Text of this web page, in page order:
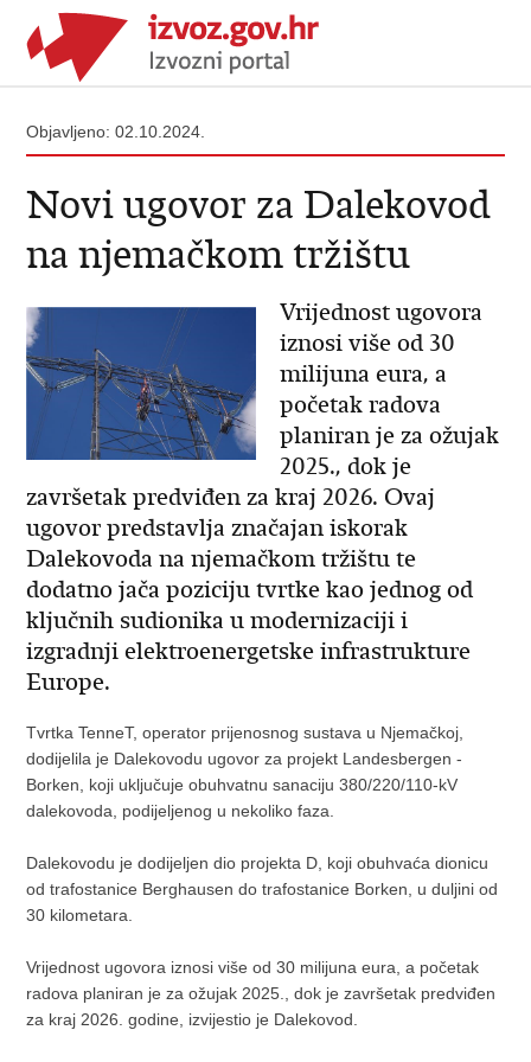
Objavljeno: 02.10.2024.
Novi ugovor za Dalekovod
na njemačkom tržištu
Vrijednost ugovora
iznosi više od 30
milijuna eura, a
početak radova
planiran je za ožujak
2025., dok je
završetak predviđen za kraj 2026. Ovaj
ugovor predstavlja značajan iskorak
Dalekovoda na njemačkom tržištu te
dodatno jača poziciju tvrtke kao jednog od
ključnih sudionika u modernizaciji i
izgradnji elektroenergetske infrastrukture
Europe.
Tvrtka TenneT, operator prijenosnog sustava u Njemačkoj,
dodijelila je Dalekovodu ugovor za projekt Landesbergen -
Borken, koji uključuje obuhvatnu sanaciju 380/220/110-kV
dalekovoda, podijeljenog u nekoliko faza.
Dalekovodu je dodijeljen dio projekta D, koji obuhvaća dionicu
od trafostanice Berghausen do trafostanice Borken, u duljini od
30 kilometara.
Vrijednost ugovora iznosi više od 30 milijuna eura, a početak
radova planiran je za ožujak 2025., dok je završetak predviđen
za kraj 2026. godine, izvijestio je Dalekovod.